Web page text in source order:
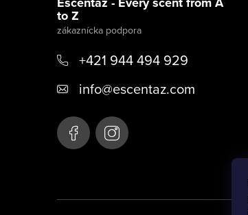
to Z
+421 944 494 929
info@escentaz.com